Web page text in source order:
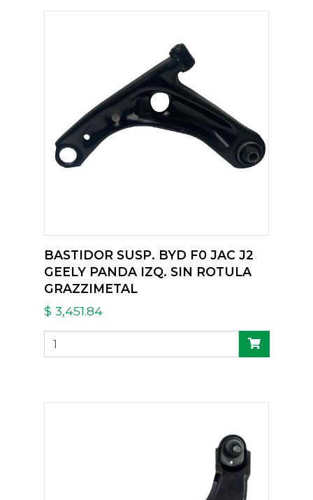
BASTIDOR SUSP. BYD F0 JAC J2
GEELY PANDA IZQ. SIN ROTULA
GRAZZIMETAL
$ 3,451.84